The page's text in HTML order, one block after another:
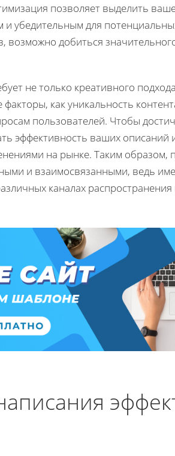
позволяет выделить
и убедительным для
возможно добиться
не только креативного
как уникальность
пользователей. Чтобы
эффективность ваших описаний
на рынке. Таким образом,
и взаимосвязанными, ведь
каналах